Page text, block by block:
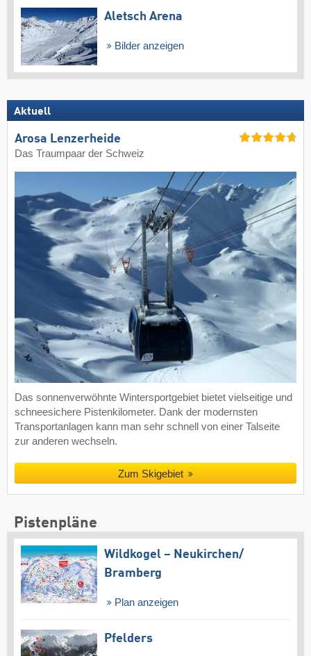
Aletsch Arena
Bilder anzeigen
Aktuell
Arosa Lenzerheide
Das Traumpaar der Schweiz
Das sonnenverwöhnte Wintersportgebiet bietet vielseitige und
schneesichere Pistenkilometer. Dank der modernsten
Transportanlagen kann man sehr schnell von einer Talseite
zur anderen wechseln.
Zum Skigebiet
Pistenpläne
Wildkogel – Neukirchen/​
Bramberg
Plan anzeigen
Pfelders